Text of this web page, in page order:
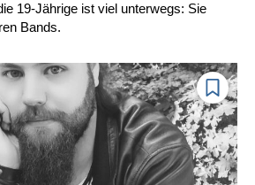
19-Jährige ist viel unterwegs: Sie
Bands.